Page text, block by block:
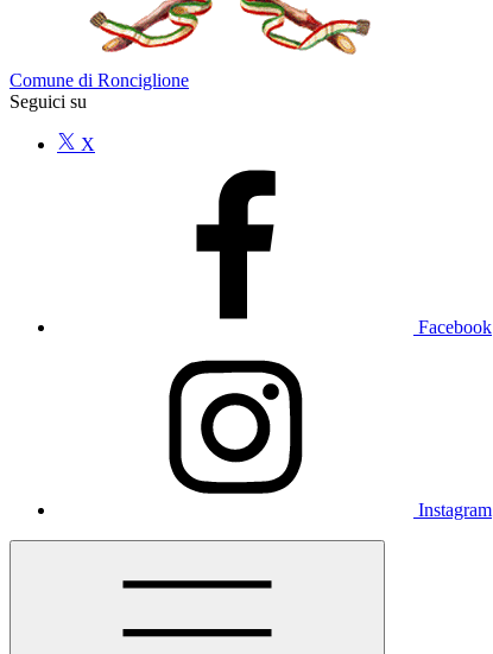
Comune di Ronciglione
Seguici su
X
Facebook
Instagram